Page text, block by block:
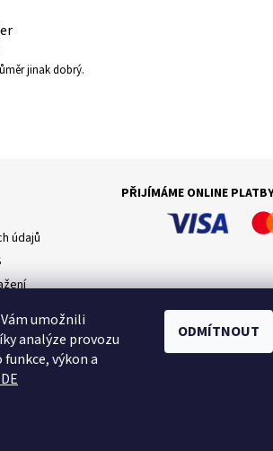
jinak dobrý.
údajů
PŘIJÍMÁME ONLINE
COOKIES Reklamační formulář
umožnili
analýze provozu
výkon a
ODMÍTNOUT